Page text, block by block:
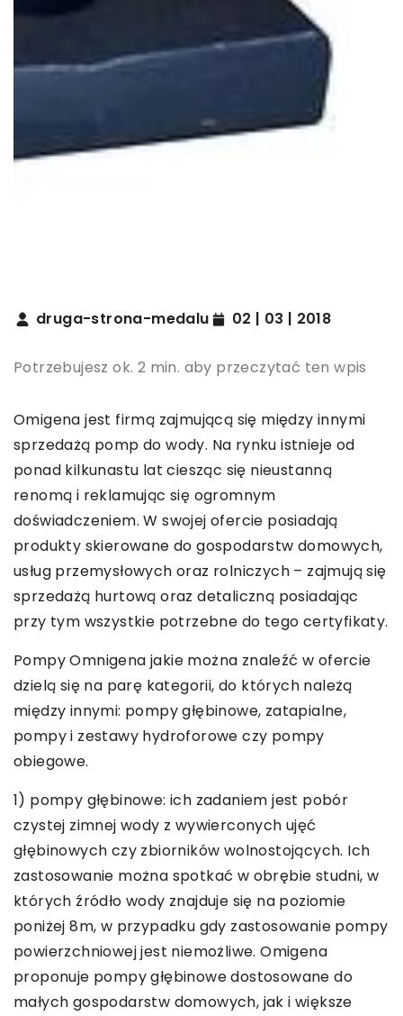
druga-strona-medalu 02 | 03 | 2018
Potrzebujesz ok. 2 min. aby przeczytać ten wpis
Omigena jest firmą zajmującą się między innymi
sprzedażą pomp do wody. Na rynku istnieje od
ponad kilkunastu lat ciesząc się nieustanną
renomą i reklamując się ogromnym
doświadczeniem. W swojej ofercie posiadają
produkty skierowane do gospodarstw domowych,
usług przemysłowych oraz rolniczych – zajmują się
sprzedażą hurtową oraz detaliczną posiadając
przy tym wszystkie potrzebne do tego certyfikaty.
Pompy Omnigena jakie można znaleźć w ofercie
dzielą się na parę kategorii, do których należą
między innymi: pompy głębinowe, zatapialne,
pompy i zestawy hydroforowe czy pompy
obiegowe.
1) pompy głębinowe: ich zadaniem jest pobór
czystej zimnej wody z wywierconych ujęć
głębinowych czy zbiorników wolnostojących. Ich
zastosowanie można spotkać w obrębie studni, w
których źródło wody znajduje się na poziomie
poniżej 8m, w przypadku gdy zastosowanie pompy
powierzchniowej jest niemożliwe. Omigena
proponuje pompy głębinowe dostosowane do
małych gospodarstw domowych, jak i większe